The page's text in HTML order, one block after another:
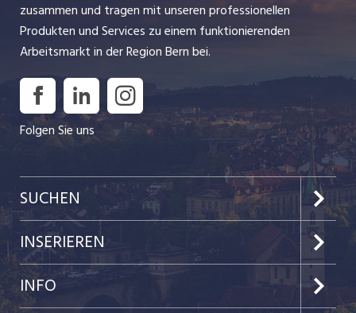
zusammen und tragen mit unseren professionellen
Produkten und Services zu einem funktionierenden
Arbeitsmarkt in der Region Bern bei.
Folgen Sie uns
SUCHEN
Jobs im Kanton Bern
Jobs in der Stadt Bern
INSERIEREN
Preise & Leistungen
INFO